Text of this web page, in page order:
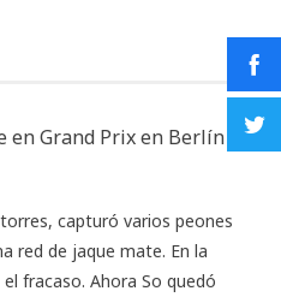
Grand Prix en Berlín -
capturó varios peones
red de jaque mate. En la
fracaso. Ahora So quedó